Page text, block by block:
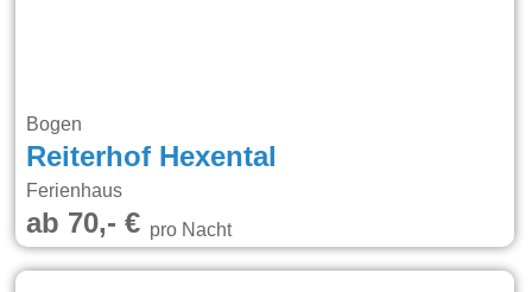
Bogen
Reiterhof Hexental
Ferienhaus
ab 70,- €pro Nacht